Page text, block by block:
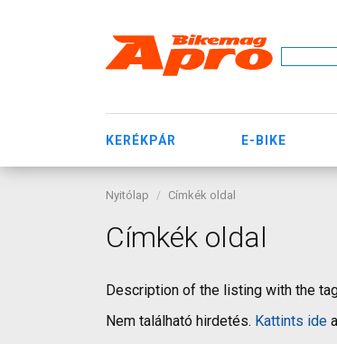
KERÉKPÁR E-BIKE
Nyitólap Címkék oldal
Címkék oldal
Description of the listing with the
Nem található hirdetés. Kattints ide